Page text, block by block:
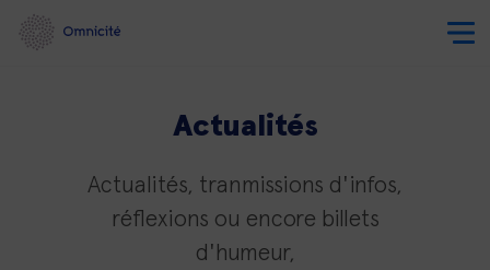
Actualités
Actualités, tranmissions d'infos,
réflexions ou encore billets
d'humeur,